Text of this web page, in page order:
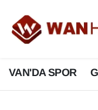
VAN'DA SPOR
3.SAYFA
ASAYİŞ
BİLİM VE
Van Nöbetçi
Van Hava
Van Namaz